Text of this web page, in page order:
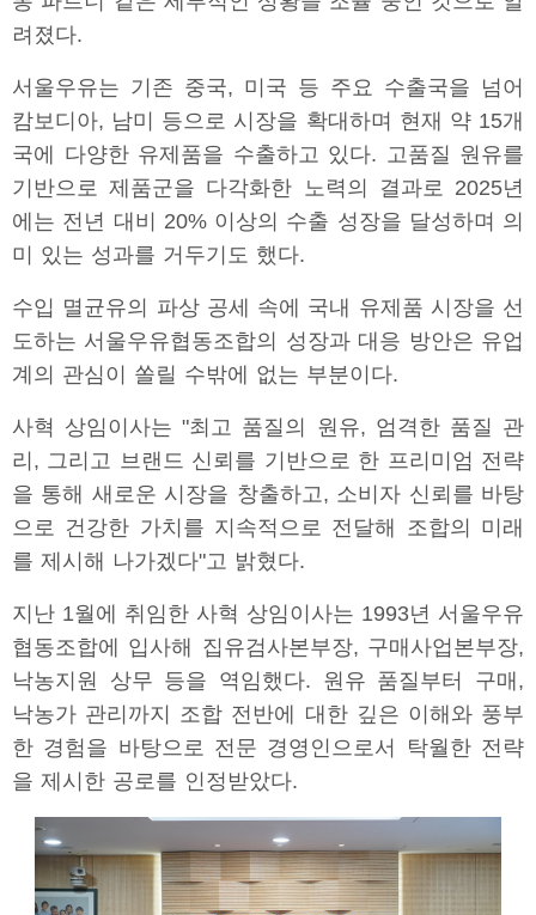
려졌다.
서울우유는 기존 중국, 미국 등 주요 수출국을 넘어
캄보디아, 남미 등으로 시장을 확대하며 현재 약 15개
국에 다양한 유제품을 수출하고 있다. 고품질 원유를
기반으로 제품군을 다각화한 노력의 결과로 2025년
에는 전년 대비 20% 이상의 수출 성장을 달성하며 의
미 있는 성과를 거두기도 했다.
수입 멸균유의 파상 공세 속에 국내 유제품 시장을 선
도하는 서울우유협동조합의 성장과 대응 방안은 유업
계의 관심이 쏠릴 수밖에 없는 부분이다.
사혁 상임이사는 "최고 품질의 원유, 엄격한 품질 관
리, 그리고 브랜드 신뢰를 기반으로 한 프리미엄 전략
을 통해 새로운 시장을 창출하고, 소비자 신뢰를 바탕
으로 건강한 가치를 지속적으로 전달해 조합의 미래
를 제시해 나가겠다"고 밝혔다.
지난 1월에 취임한 사혁 상임이사는 1993년 서울우유
협동조합에 입사해 집유검사본부장, 구매사업본부장,
낙농지원 상무 등을 역임했다. 원유 품질부터 구매,
낙농가 관리까지 조합 전반에 대한 깊은 이해와 풍부
한 경험을 바탕으로 전문 경영인으로서 탁월한 전략
을 제시한 공로를 인정받았다.